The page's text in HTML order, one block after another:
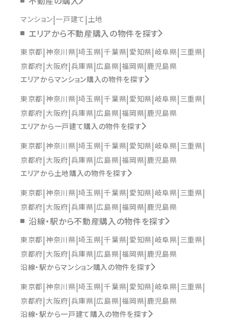
マンション 一戸建て 土地
エリアから不動産購入の物件を探す
東京都 神奈川県 埼玉県 千葉県 愛知県 岐阜県 三重県
京都府 大阪府 兵庫県 広島県 福岡県 鹿児島県
エリアからマンション購入の物件を探す
東京都 神奈川県 埼玉県 千葉県 愛知県 岐阜県 三重県
京都府 大阪府 兵庫県 広島県 福岡県 鹿児島県
エリアから一戸建て購入の物件を探す
東京都 神奈川県 埼玉県 千葉県 愛知県 岐阜県 三重県
京都府 大阪府 兵庫県 広島県 福岡県 鹿児島県
エリアから土地購入の物件を探す
東京都 神奈川県 埼玉県 千葉県 愛知県 岐阜県 三重県
京都府 大阪府 兵庫県 広島県 福岡県 鹿児島県
沿線・駅から不動産購入の物件を探す
東京都 神奈川県 埼玉県 千葉県 愛知県 岐阜県 三重県
京都府 大阪府 兵庫県 広島県 福岡県 鹿児島県
沿線・駅からマンション購入の物件を探す
東京都 神奈川県 埼玉県 千葉県 愛知県 岐阜県 三重県
京都府 大阪府 兵庫県 広島県 福岡県 鹿児島県
沿線・駅から一戸建て購入の物件を探す